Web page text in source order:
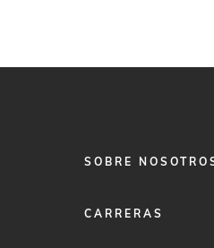
FOOTER
SOBRE
CARRERAS